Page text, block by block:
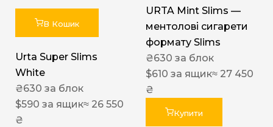
В Кошик
Urta Super Slims
White
₴630 за блок
$590 за ящик≈ 26 550
₴
URTA Mint Slims —
ментолові сигарети
формату Slims
₴630 за блок
$610 за ящик≈ 27 450
₴
Купити